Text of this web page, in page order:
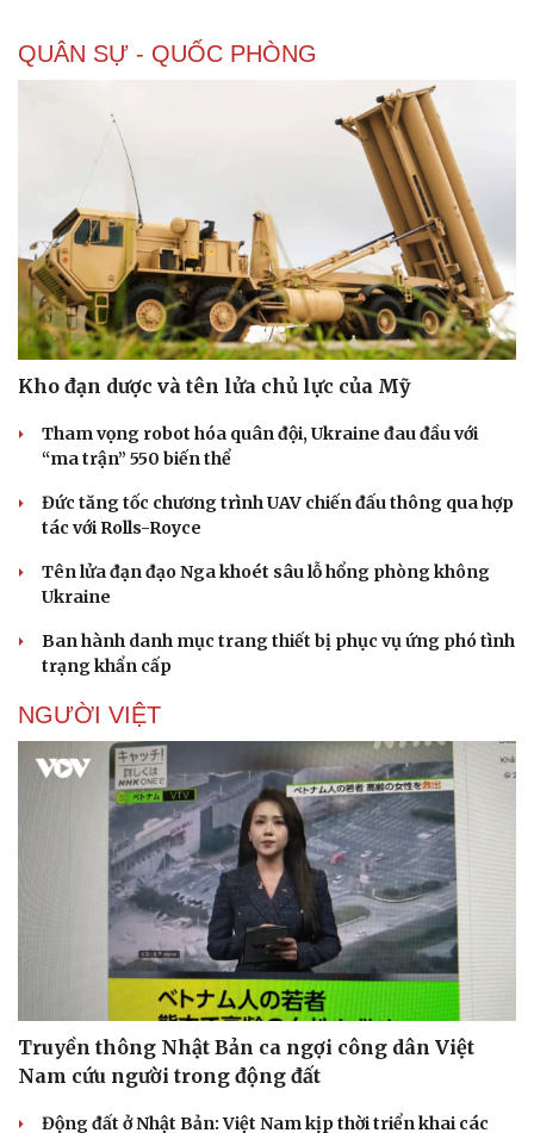
Doanh nghiệp
Thông tin doanh nghiệp
Doanh nghiệp 24h
Vì cộng đồng
Công nghệ
Sành điệu
Tin Công nghệ
Chuyển đổi số
QUÂN SỰ - QUỐC PHÒNG
Kho đạn dược và tên lửa chủ lực của Mỹ
Tham vọng robot hóa quân đội, Ukraine đau đầu với
“ma trận” 550 biến thể
Đức tăng tốc chương trình UAV chiến đấu thông qua hợp
tác với Rolls-Royce
Tên lửa đạn đạo Nga khoét sâu lỗ hổng phòng không
Ukraine
Ban hành danh mục trang thiết bị phục vụ ứng phó tình
trạng khẩn cấp
NGƯỜI VIỆT
Truyền thông Nhật Bản ca ngợi công dân Việt
Nam cứu người trong động đất
Động đất ở Nhật Bản: Việt Nam kịp thời triển khai các